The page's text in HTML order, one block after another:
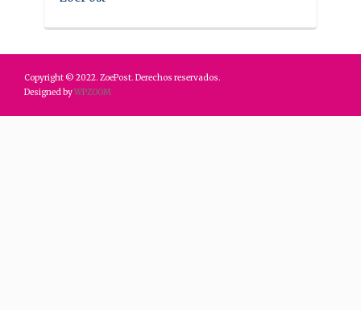
Copyright © 2022. ZoePost. Derechos reservados.
Designed byWPZOOM